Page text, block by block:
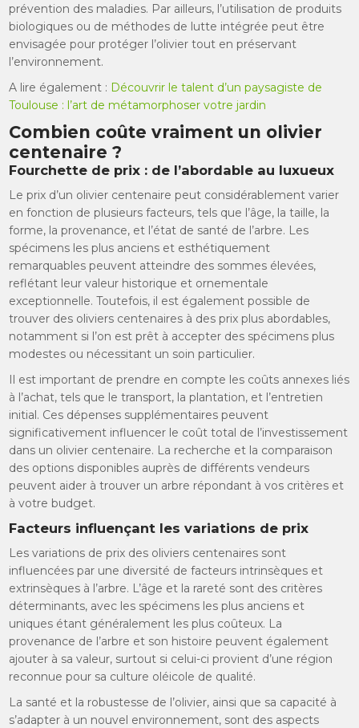
prévention des maladies. Par ailleurs, l’utilisation de produits
biologiques ou de méthodes de lutte intégrée peut être
envisagée pour protéger l’olivier tout en préservant
l’environnement.
A lire également : Découvrir le talent d’un paysagiste de
Toulouse : l’art de métamorphoser votre jardin
Combien coûte vraiment un olivier
centenaire ?
Fourchette de prix : de l’abordable au luxueux
Le prix d’un olivier centenaire peut considérablement varier
en fonction de plusieurs facteurs, tels que l’âge, la taille, la
forme, la provenance, et l’état de santé de l’arbre. Les
spécimens les plus anciens et esthétiquement
remarquables peuvent atteindre des sommes élevées,
reflétant leur valeur historique et ornementale
exceptionnelle. Toutefois, il est également possible de
trouver des oliviers centenaires à des prix plus abordables,
notamment si l’on est prêt à accepter des spécimens plus
modestes ou nécessitant un soin particulier.
Il est important de prendre en compte les coûts annexes liés
à l’achat, tels que le transport, la plantation, et l’entretien
initial. Ces dépenses supplémentaires peuvent
significativement influencer le coût total de l’investissement
dans un olivier centenaire. La recherche et la comparaison
des options disponibles auprès de différents vendeurs
peuvent aider à trouver un arbre répondant à vos critères et
à votre budget.
Facteurs influençant les variations de prix
Les variations de prix des oliviers centenaires sont
influencées par une diversité de facteurs intrinsèques et
extrinsèques à l’arbre. L’âge et la rareté sont des critères
déterminants, avec les spécimens les plus anciens et
uniques étant généralement les plus coûteux. La
provenance de l’arbre et son histoire peuvent également
ajouter à sa valeur, surtout si celui-ci provient d’une région
reconnue pour sa culture oléicole de qualité.
La santé et la robustesse de l’olivier, ainsi que sa capacité à
s’adapter à un nouvel environnement, sont des aspects